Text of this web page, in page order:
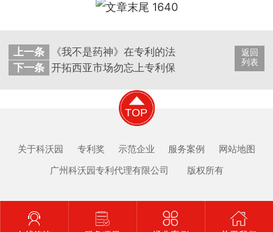
返回
列表
上一条
《我不是药神》在专利的法律问题上的几处“错误
下一条 开拓西亚市场勿忘上专利保护这一课
TOP
关于科沃园 专利奖 示范企业 服务案例 网站地图
广州科沃园专利代理有限公司 版权所有